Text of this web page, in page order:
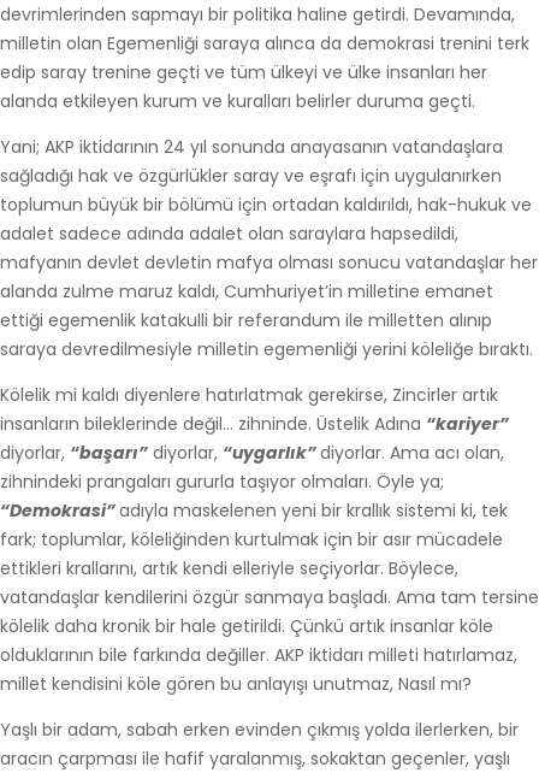
devrimlerinden sapmayı bir politika haline getirdi. Devamında,
milletin olan Egemenliği saraya alınca da demokrasi trenini terk
edip saray trenine geçti ve tüm ülkeyi ve ülke insanları her
alanda etkileyen kurum ve kuralları belirler duruma geçti.
Yani; AKP iktidarının 24 yıl sonunda anayasanın vatandaşlara
sağladığı hak ve özgürlükler saray ve eşrafı için uygulanırken
toplumun büyük bir bölümü için ortadan kaldırıldı, hak-hukuk ve
adalet sadece adında adalet olan saraylara hapsedildi,
mafyanın devlet devletin mafya olması sonucu vatandaşlar her
alanda zulme maruz kaldı, Cumhuriyet’in milletine emanet
ettiği egemenlik katakulli bir referandum ile milletten alınıp
saraya devredilmesiyle milletin egemenliği yerini köleliğe bıraktı.
Kölelik mi kaldı diyenlere hatırlatmak gerekirse, Zincirler artık
insanların bileklerinde değil… zihninde. Üstelik Adına “kariyer”
diyorlar, “başarı” diyorlar, “uygarlık”diyorlar. Ama acı olan,
zihnindeki prangaları gururla taşıyor olmaları. Öyle ya;
“Demokrasi”adıyla maskelenen yeni bir krallık sistemi ki, tek
fark; toplumlar, köleliğinden kurtulmak için bir asır mücadele
ettikleri krallarını, artık kendi elleriyle seçiyorlar. Böylece,
vatandaşlar kendilerini özgür sanmaya başladı. Ama tam tersine
kölelik daha kronik bir hale getirildi. Çünkü artık insanlar köle
olduklarının bile farkında değiller. AKP iktidarı milleti hatırlamaz,
millet kendisini köle gören bu anlayışı unutmaz, Nasıl mı?
Yaşlı bir adam, sabah erken evinden çıkmış yolda ilerlerken, bir
aracın çarpması ile hafif yaralanmış, sokaktan geçenler, yaşlı